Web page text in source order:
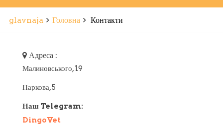
glavnaja Головна Контакти
Адреса :
Малиновського, 19
Паркова, 5
Наш Telegram:
DingoVet